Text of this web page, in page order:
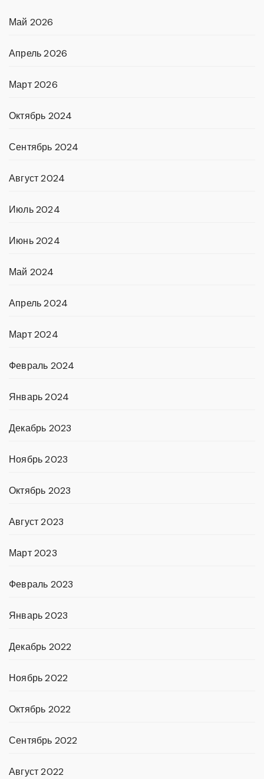
Май 2026
Апрель 2026
Март 2026
Октябрь 2024
Сентябрь 2024
Август 2024
Июль 2024
Июнь 2024
Май 2024
Апрель 2024
Март 2024
Февраль 2024
Январь 2024
Декабрь 2023
Ноябрь 2023
Октябрь 2023
Август 2023
Март 2023
Февраль 2023
Январь 2023
Декабрь 2022
Ноябрь 2022
Октябрь 2022
Сентябрь 2022
Август 2022